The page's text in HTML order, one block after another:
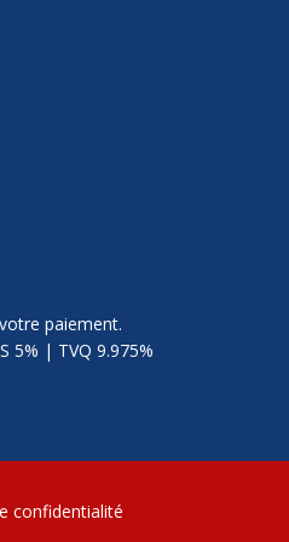
paiement.
5% | TVQ 9.975%
confidentialité